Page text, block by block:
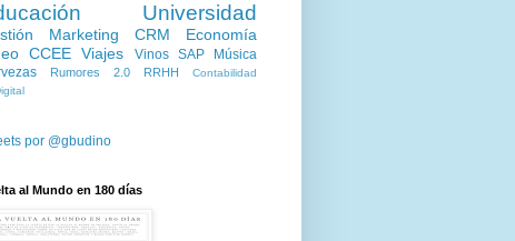
Universidad
Marketing CRM
Economía
CCEE Viajes Vinos SAP
Música
Rumores 2.0 RRHH
Contabilidad
por @gbudino
al Mundo en 180 días